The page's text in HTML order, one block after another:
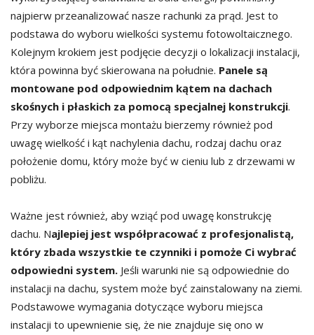
najpierw przeanalizować nasze rachunki za prąd. Jest to
podstawa do wyboru wielkości systemu fotowoltaicznego.
Kolejnym krokiem jest podjęcie decyzji o lokalizacji instalacji,
która powinna być skierowana na południe. Panele są
montowane pod odpowiednim kątem na dachach
skośnych i płaskich za pomocą specjalnej konstrukcji.
Przy wyborze miejsca montażu bierzemy również pod
uwagę wielkość i kąt nachylenia dachu, rodzaj dachu oraz
położenie domu, który może być w cieniu lub z drzewami w
pobliżu.
Ważne jest również, aby wziąć pod uwagę konstrukcję
dachu. Najlepiej jest współpracować z profesjonalistą,
który zbada wszystkie te czynniki i pomoże Ci wybrać
odpowiedni system. Jeśli warunki nie są odpowiednie do
instalacji na dachu, system może być zainstalowany na ziemi.
Podstawowe wymagania dotyczące wyboru miejsca
instalacji to upewnienie się, że nie znajduje się ono w